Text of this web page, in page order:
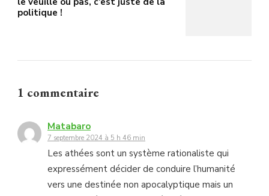
politique !
1 commentaire
Matabaro
7 septembre 2024 à 5 h 46 min
Les athées sont un système rationaliste qui
expressément décider de conduire l’humanité
vers une destinée non apocalyptique mais un